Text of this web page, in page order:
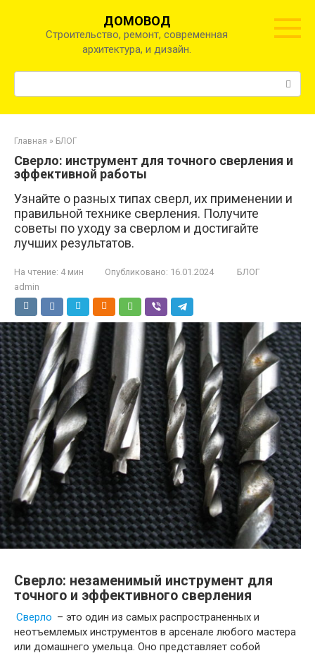
ДОМОВОД
Строительство, ремонт, современная
архитектура, и дизайн.
Главная » БЛОГ
Сверло: инструмент для точного сверления и
эффективной работы
Узнайте о разных типах сверл, их применении и
правильной технике сверления. Получите
советы по уходу за сверлом и достигайте
лучших результатов.
На чтение: 4 мин Опубликовано: 16.01.2024
БЛОГ
admin
Сверло: незаменимый инструмент для
точного и эффективного сверления
Сверло – это один из самых распространенных и
неотъемлемых инструментов в арсенале любого мастера
или домашнего умельца. Оно представляет собой